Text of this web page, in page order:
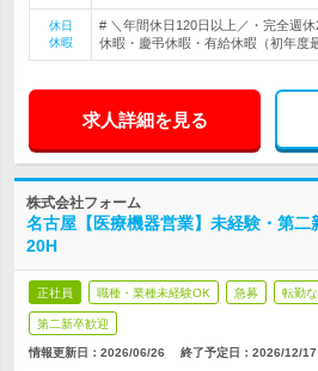
休日
休暇
# ＼年間休日120日以上／・完全週
休暇・慶弔休暇・有給休暇（初年度
求人詳細を見る
株式会社フォーム
名古屋【医療機器営業】未経験・第
20H
正社員 職種・業種未経験OK 急募 転勤な
第二新卒歓迎
情報更新日：2026/06/26 終了予定日： 2026/12/17